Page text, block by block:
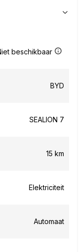
beschikbaar
BYD
SEALION 7
15 km
Elektriciteit
Automaat